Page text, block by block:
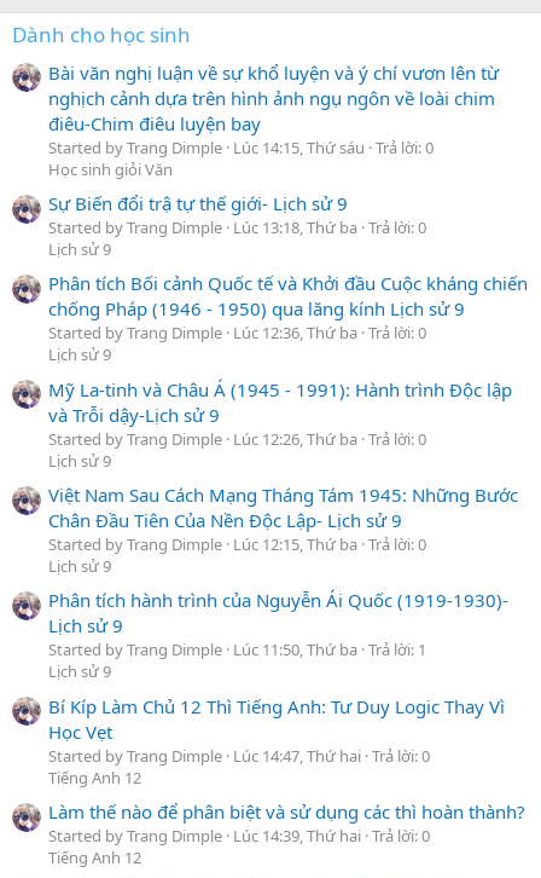
Dành cho học sinh
Bài văn nghị luận về sự khổ luyện và ý chí vươn lên từ
nghịch cảnh dựa trên hình ảnh ngụ ngôn về loài chim
điêu-Chim điêu luyện bay
Started by Trang Dimple Lúc 14:15, Thứ sáu Trả lời: 0
Học sinh giỏi Văn
Sự Biến đổi trậ tự thế giới- Lịch sử 9
Started by Trang Dimple Lúc 13:18, Thứ ba Trả lời: 0
Lịch sử 9
Phân tích Bối cảnh Quốc tế và Khởi đầu Cuộc kháng chiến
chống Pháp (1946 - 1950) qua lăng kính Lịch sử 9
Started by Trang Dimple Lúc 12:36, Thứ ba Trả lời: 0
Lịch sử 9
Mỹ La-tinh và Châu Á (1945 - 1991): Hành trình Độc lập
và Trỗi dậy-Lịch sử 9
Started by Trang Dimple Lúc 12:26, Thứ ba Trả lời: 0
Lịch sử 9
Việt Nam Sau Cách Mạng Tháng Tám 1945: Những Bước
Chân Đầu Tiên Của Nền Độc Lập- Lịch sử 9
Started by Trang Dimple Lúc 12:15, Thứ ba Trả lời: 0
Lịch sử 9
Phân tích hành trình của Nguyễn Ái Quốc (1919-1930)-
Lịch sử 9
Started by Trang Dimple Lúc 11:50, Thứ ba Trả lời: 1
Lịch sử 9
Bí Kíp Làm Chủ 12 Thì Tiếng Anh: Tư Duy Logic Thay Vì
Học Vẹt
Started by Trang Dimple Lúc 14:47, Thứ hai Trả lời: 0
Tiếng Anh 12
Làm thế nào để phân biệt và sử dụng các thì hoàn thành?
Started by Trang Dimple Lúc 14:39, Thứ hai Trả lời: 0
Tiếng Anh 12